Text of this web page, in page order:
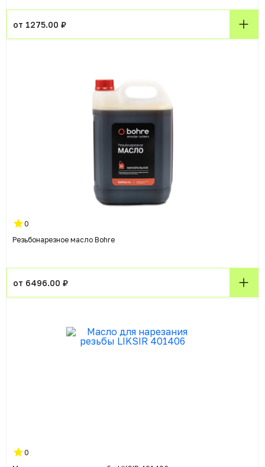
от 1275.00 ₽
0
Резьбонарезное масло Bohre
от 6496.00 ₽
0